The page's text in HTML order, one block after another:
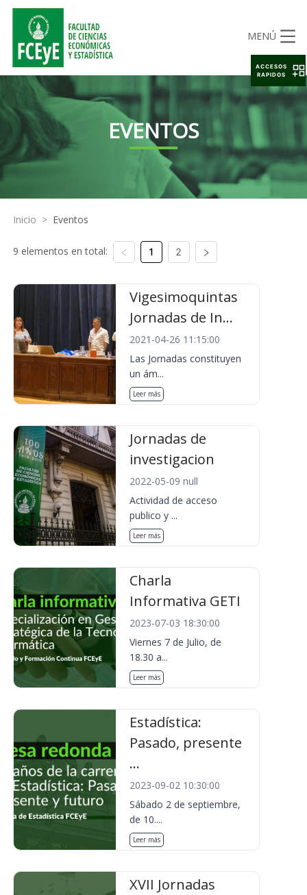
MENÚ
EVENTOS
Inicio > Eventos
9 elementos en total: 1 2
Vigesimoquintas
Jornadas de In...
2021-04-26 11:15:00
Las Jornadas constituyen
un ám...
Leer más
Jornadas de
investigacion
2022-05-09 null
Actividad de acceso
publico y ...
Leer más
Charla
Informativa GETI
2023-07-03 18:30:00
Viernes 7 de Julio, de
18.30 a...
Leer más
Estadística:
Pasado, presente
...
2023-09-02 10:30:00
Sábado 2 de septiembre,
de 10....
Leer más
XVII Jornadas
ACCESOS
RAPIDOS